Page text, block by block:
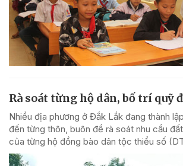
Rà soát từng hộ dân, bố trí quỹ
Nhiều địa phương ở Đắk Lắk đang thành
đến từng thôn, buôn để rà soát nhu cầu
của từng hộ đồng bào dân tộc thiểu số